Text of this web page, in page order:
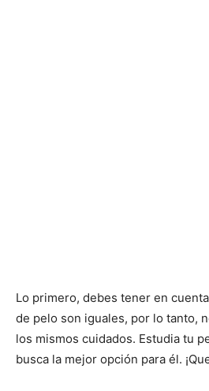
Lo primero, debes tener en
de pelo son iguales, por lo tanto,
los mismos cuidados. Estudia tu
busca la mejor opción para él.